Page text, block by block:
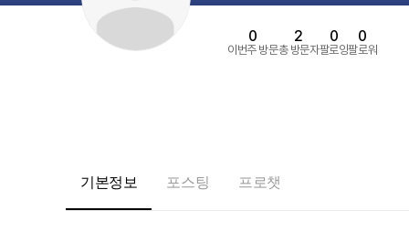
이번주 방문
0
총 방문자
2
팔로잉
0
팔로워
0
기본정보 포스팅 프로챗